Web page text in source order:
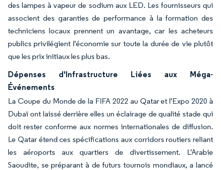
des lampes à vapeur de sodium aux LED. Les fournisseurs qui
associent des garanties de performance à la formation des
techniciens locaux prennent un avantage, car les acheteurs
publics privilégient l'économie sur toute la durée de vie plutôt
que les prix initiaux les plus bas.
Dépenses d'Infrastructure Liées aux Méga-
Événements
La Coupe du Monde de la FIFA 2022 au Qatar et l'Expo 2020 à
Dubaï ont laissé derrière elles un éclairage de qualité stade qui
doit rester conforme aux normes internationales de diffusion.
Le Qatar étend ces spécifications aux corridors routiers reliant
les aéroports aux quartiers de divertissement. L'Arabie
Saoudite, se préparant à de futurs tournois mondiaux, a lancé